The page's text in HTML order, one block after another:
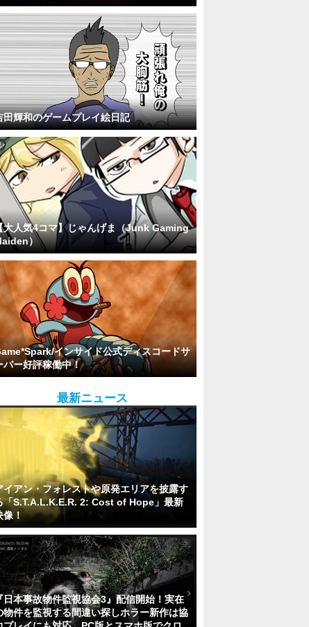
田輝和のゲームプレイ絵日記
大人気4コマ】じゃんげま（Junk Gaming
）
インサイド公式ディスコードサ
バー好評稼働中！
最新ニュース
イアン・フォレストや原発エリアを披露す
「S.T.A.L.K.E.R. 2: Cost of Hope」最新
像！
日本事故物件監視協会3』配信開始！実在
物件を監視する間違い探しホラー新作は協